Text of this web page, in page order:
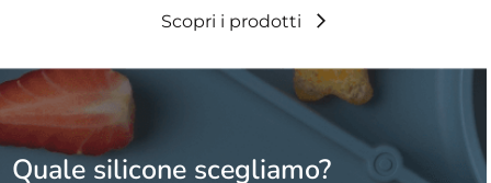
Scopri i prodotti
Quale silicone scegliamo?